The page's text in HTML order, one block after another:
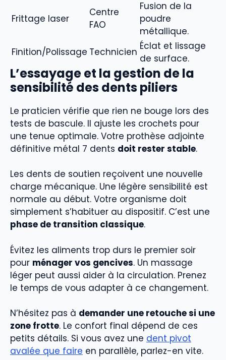
Frittage laser
Centre
FAO
Fusion de la
poudre
métallique.
Finition/Polissage Technicien Éclat et lissage
de surface.
L’essayage et la gestion de la
sensibilité des dents piliers
Le praticien vérifie que rien ne bouge lors des
tests de bascule. Il ajuste les crochets pour
une tenue optimale. Votre prothèse adjointe
définitive métal 7 dents doit rester stable.
Les dents de soutien reçoivent une nouvelle
charge mécanique. Une légère sensibilité est
normale au début. Votre organisme doit
simplement s’habituer au dispositif. C’est une
phase de transition classique.
Évitez les aliments trop durs le premier soir
pour ménager vos gencives. Un massage
léger peut aussi aider à la circulation. Prenez
le temps de vous adapter à ce changement.
N’hésitez pas à demander une retouche si une
zone frotte. Le confort final dépend de ces
petits détails. Si vous avez une dent pivot
avalée que faire en parallèle, parlez-en vite.